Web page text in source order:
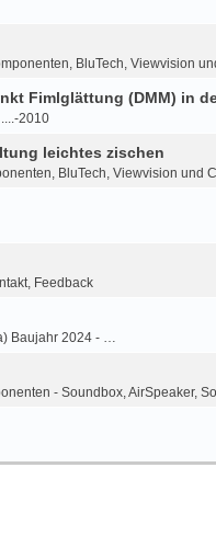
BluTech, Viewvision
Fimlglättung (DMM) in
2010
leichtes zischen
BluTech, Viewvision und
Feedback
Baujahr 2024 - …
- Soundbox, AirSpeaker,